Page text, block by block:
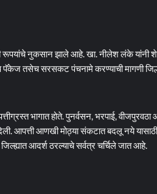
रूपयांचे नुकसान झाले आहे. खा. नीलेश लंके यांनी
पॅकेज तसेच सरसकट पंचनामे करण्याची मागणी
भागात होते. पुनर्वसन, भरपाई,
दिली. आपत्ती आणखी मोठ्या संकटात बदलू नये
आदर्श ठरल्याचे सर्वत्र चर्चिले जात आहे.